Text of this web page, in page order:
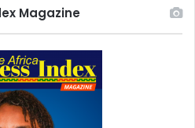
Magazine